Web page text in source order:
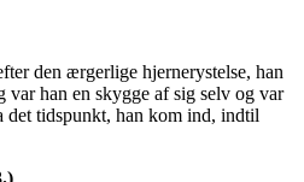
den ærgerlige hjernerystelse, han
han en skygge af sig selv og var
tidspunkt, han kom ind, indtil